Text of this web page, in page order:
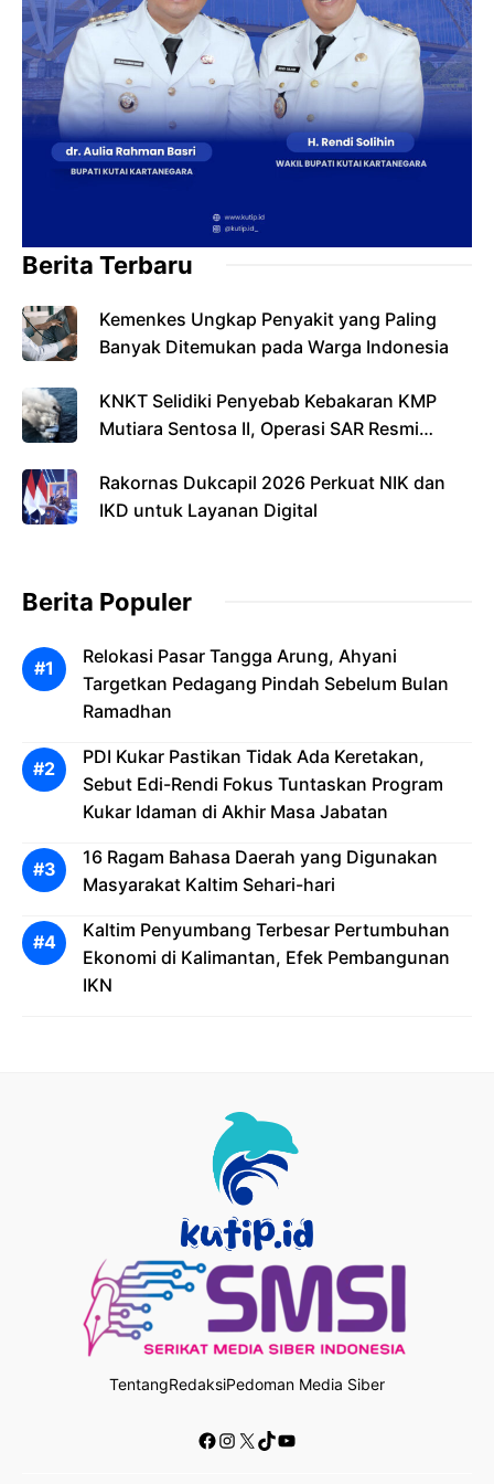
Berita Terbaru
Kemenkes Ungkap Penyakit yang Paling
Banyak Ditemukan pada Warga Indonesia
KNKT Selidiki Penyebab Kebakaran KMP
Mutiara Sentosa II, Operasi SAR Resmi
Rakornas Dukcapil 2026 Perkuat NIK dan
IKD untuk Layanan Digital
Berita Populer
Relokasi Pasar Tangga Arung, Ahyani
Targetkan Pedagang Pindah Sebelum Bulan
Ramadhan
PDI Kukar Pastikan Tidak Ada Keretakan,
Sebut Edi-Rendi Fokus Tuntaskan Program
Kukar Idaman di Akhir Masa Jabatan
16 Ragam Bahasa Daerah yang Digunakan
Masyarakat Kaltim Sehari-hari
Kaltim Penyumbang Terbesar Pertumbuhan
Ekonomi di Kalimantan, Efek Pembangunan
IKN
TentangRedaksiPedoman Media Siber
Facebook
Instagram
X TikTok
YouTube